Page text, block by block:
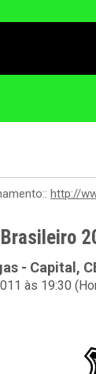
http://
- Capital,
às 19:30